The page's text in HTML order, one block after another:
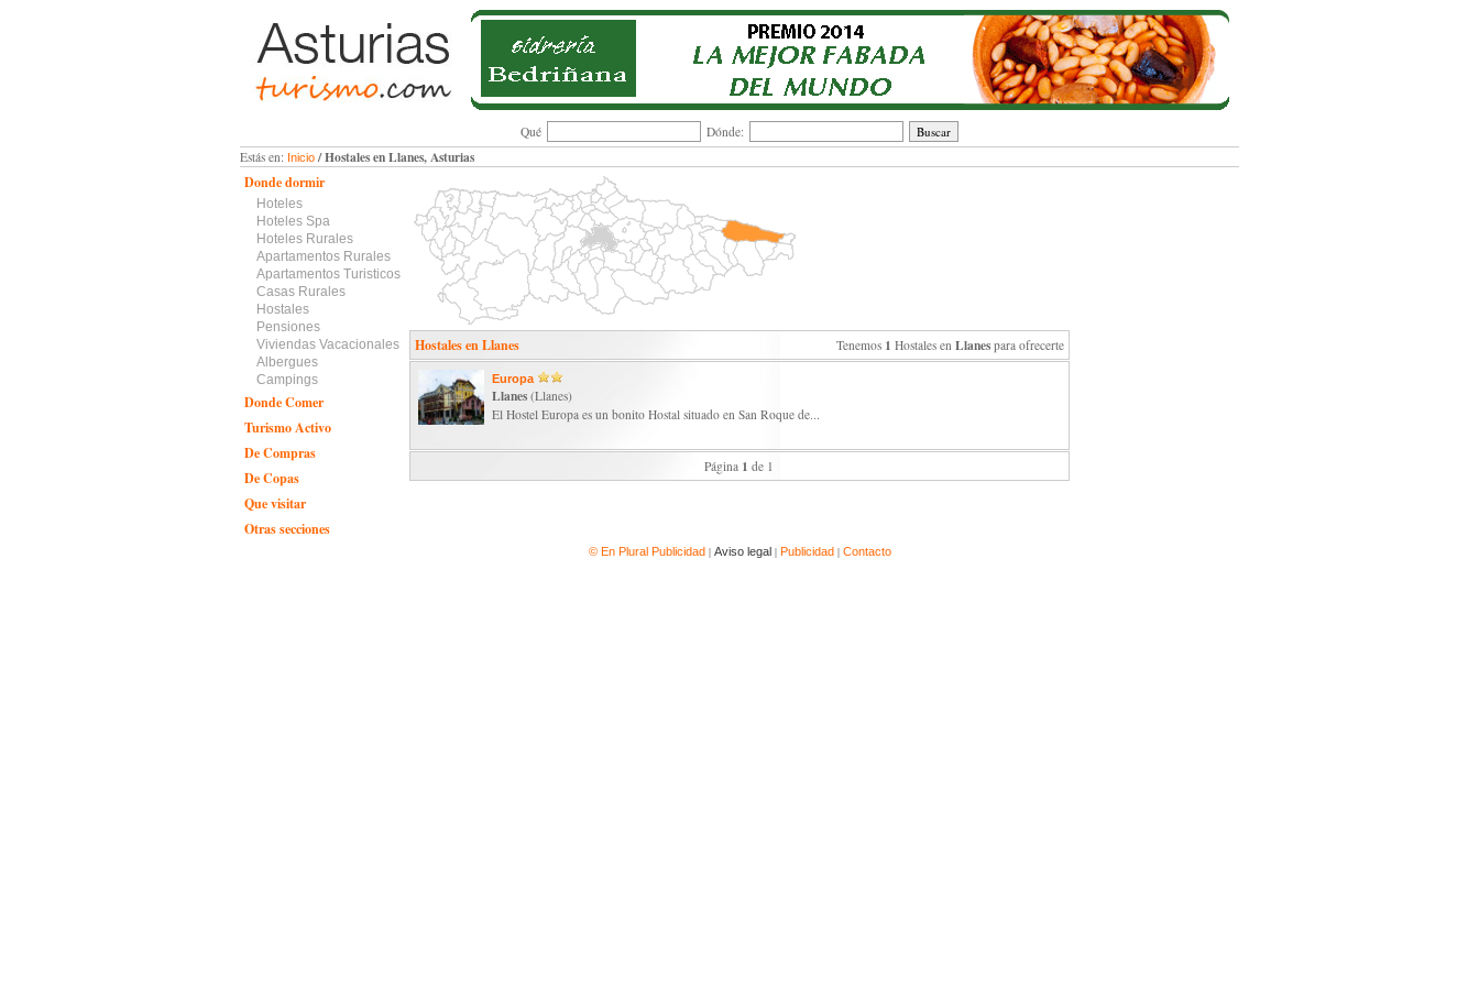
Qué
Dónde:
Estás en: Inicio/ Hostales en Llanes, Asturias
Donde dormir
Hoteles
Hoteles Spa
Hoteles Rurales
Apartamentos Rurales
Apartamentos Turisticos
Casas Rurales
Hostales
Pensiones
Viviendas Vacacionales
Albergues
Campings
Donde Comer
Turismo Activo
De Compras
De Copas
Que visitar
Otras secciones
Hostales en Llanes Tenemos 1 Hostales en Llanespara ofrecerte
Europa
Llanes(Llanes)
El Hostel Europa es un bonito Hostal situado en San Roque de...
Página 1 de 1
© En Plural Publicidad | Aviso legal| Publicidad| Contacto